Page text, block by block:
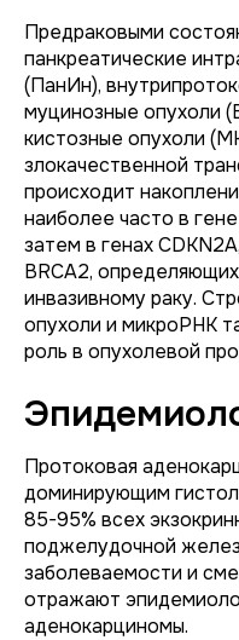
Предраковыми
панкреатические
(ПанИн),
муцинозные опухоли
кистозные опухоли
злокачественной
происходит
наиболее часто в
затем в генах
BRCA2,
инвазивному раку.
опухоли и микроРНК
роль в опухолевой
Протоковая
доминирующим
85-95% всех
поджелудочной
заболеваемости и
отражают
аденокарциномы.